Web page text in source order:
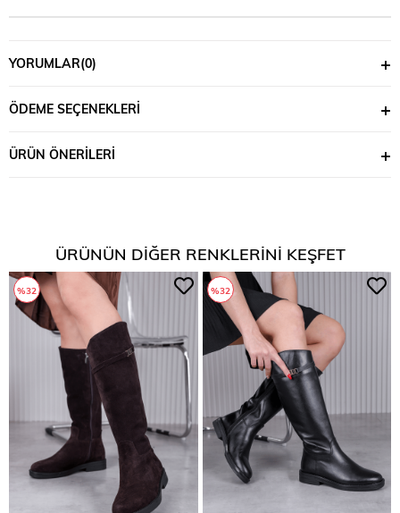
YORUMLAR(0)
ÖDEME SEÇENEKLERI
ÜRÜN ÖNERILERI
ÜRÜNÜN DIĞER RENKLERINI KEŞFET
%32 %32